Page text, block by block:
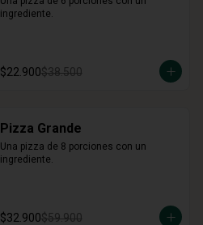
ingrediente.
$22.900$38.500
Pizza Grande
Una pizza de 8 porciones con un
ingrediente.
$32.900$59.900